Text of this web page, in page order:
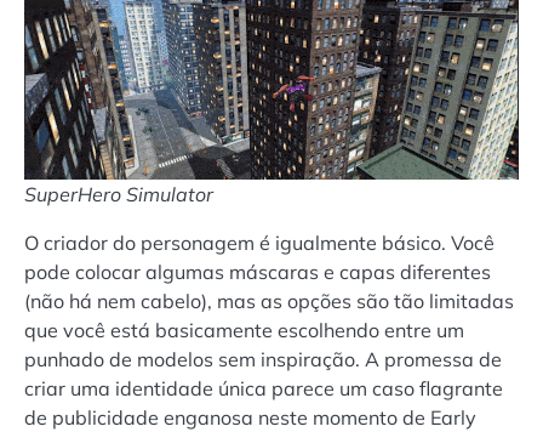
SuperHero Simulator
O criador do personagem é igualmente básico. Você
pode colocar algumas máscaras e capas diferentes
(não há nem cabelo), mas as opções são tão limitadas
que você está basicamente escolhendo entre um
punhado de modelos sem inspiração. A promessa de
criar uma identidade única parece um caso flagrante
de publicidade enganosa neste momento de Early